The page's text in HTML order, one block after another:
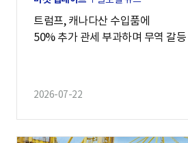
트럼프, 캐나다산 수입품에
50% 추가 관세 부과하며 무역 갈
2026-07-22